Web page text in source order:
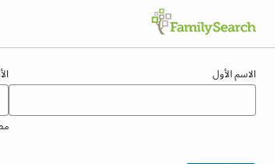
الاسم الأول